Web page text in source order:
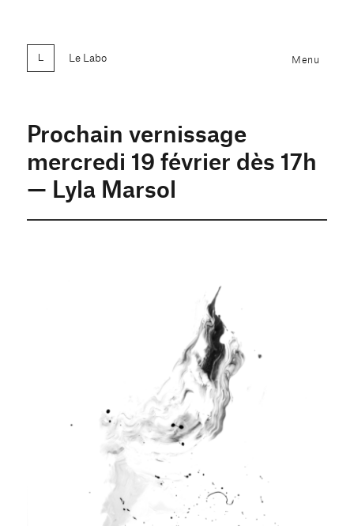
Le Labo Menu
Prochain vernissage
mercredi 19 février dès 17h
— Lyla Marsol